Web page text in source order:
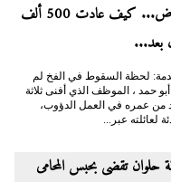
الرياض... كيف عادت 500 ألف
بعد...
لحظة السقوط في الفخ لم
حمد ، الموظف الذي أفنى ثلاثة
من عمره في العمل الدؤوب،
لعائلته عبر...
حلوان تقضى بحبس المحامى